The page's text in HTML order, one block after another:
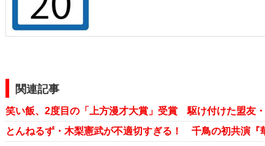
関連記事
笑い飯、2度目の「上方漫才大賞」受賞 駆け付けた盟友